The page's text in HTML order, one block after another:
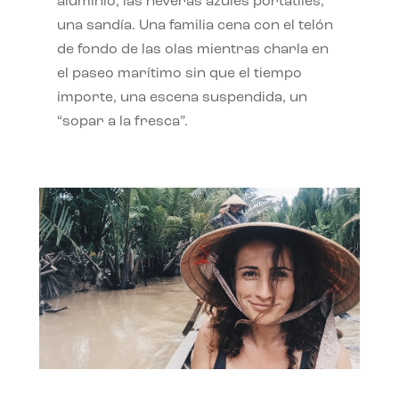
una sandía. Una familia cena con el telón
de fondo de las olas mientras charla en
el paseo marítimo sin que el tiempo
importe, una escena suspendida, un
“sopar a la fresca”.